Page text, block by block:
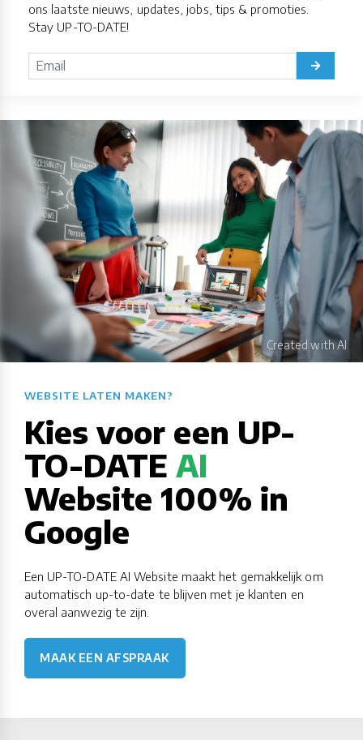
ons laatste nieuws, updates, jobs, tips & promoties.
Stay UP-TO-DATE!
WEBSITE LATEN MAKEN?​​​​​​​​​​​​​​
Kies voor een UP-
TO-DATE AI
Website 100% in
Google
Een UP-TO-DATE AI Website maakt het gemakkelijk om
automatisch up-to-date te blijven met je klanten en
overal aanwezig te zijn.
MAAK EEN AFSPRAAK